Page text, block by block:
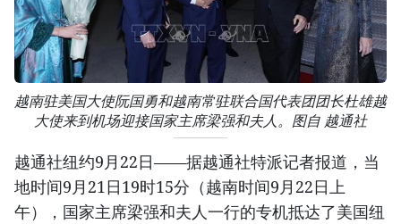
越南驻美国大使阮国勇和越南常驻联合国代表团团长杜雄越
大使来到机场迎接国家主席梁强和夫人。图自 越通社
越通社纽约9月22日——据越通社特派记者报道，当
地时间9月21日19时15分（越南时间9月22日上
午），国家主席梁强和夫人一行的专机抵达了美国纽